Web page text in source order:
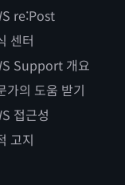
re:Post
센터
Support 개요
가의 도움 받기
접근성
고지